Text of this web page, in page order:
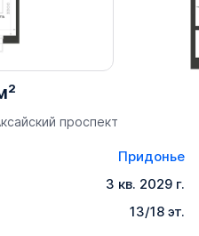
проспект
Придонье
3 кв. 2029 г.
13/18 эт.